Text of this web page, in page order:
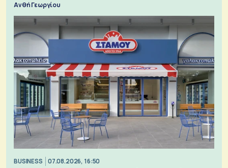
Ανθή Γεωργίου
BUSINESS 07.08.2026, 16:50